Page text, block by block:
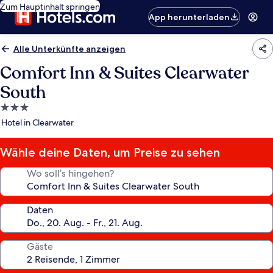
Zum Hauptinhalt springen
App herunterladen
Alle Unterkünfte anzeigen
Comfort Inn & Suites Clearwater
South
3.0-
Sterne-
Hotel in Clearwater
Wähle deine Daten, um Preise zu sehen
Wo soll’s hingehen?
Daten
Gäste